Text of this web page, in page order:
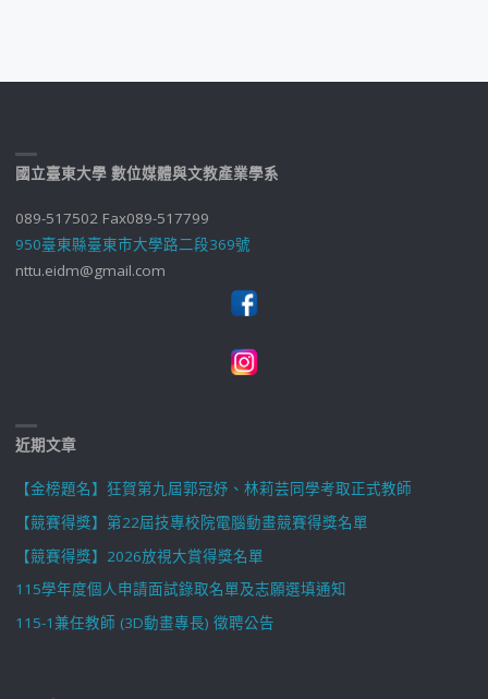
國立臺東大學 數位媒體與文教產業學系
089-517502 Fax089-517799
950臺東縣臺東市大學路二段369號
nttu.eidm@gmail.com
近期文章
【金榜題名】狂賀第九屆郭冠妤、林莉芸同學考取正式教師
【競賽得獎】第22屆技專校院電腦動畫競賽得獎名單
【競賽得獎】2026放視大賞得獎名單
115學年度個人申請面試錄取名單及志願選填通知
115-1兼任教師 (3D動畫專長) 徵聘公告